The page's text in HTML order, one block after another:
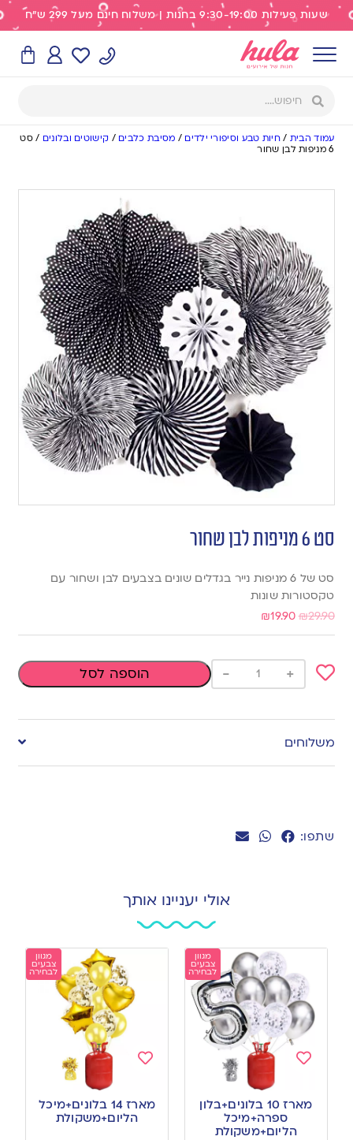
שעות פעילות 9:30-19:00 בחנות | משלוח חינם מעל 299 ש"ח
עמוד הבית /חיות טבע וסיפורי ילדים / מסיבת כלבים / קישוטים ובלונים /סט
6 מניפות לבן שחור
שתפו:
סט 6 מניפות לבן שחור
סט של 6 מניפות נייר בגדלים שונים בצבעים לבן ושחור עם
טקסטורות שונות
₪29.90
₪19.90
to
wishlist
+
- הוספה לסל
משלוחים
אולי יעניינו אותך
מגוון
צבעים
לבחירה
to
wishlist
מארז 10 בלונים+בלון
ספרה+מיכל
הליום+משקולת
מגוון
צבעים
לבחירה
to
wishlist
מארז 14 בלונים+מיכל
הליום+משקולת